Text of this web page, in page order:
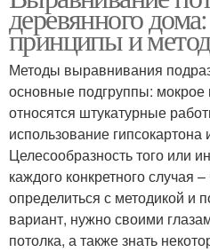
деревянного
принципы и
Методы выравнивания
основные подгруппы: мокрое
относятся штукатурные
использование
Целесообразность того или
каждого конкретного случая
определиться с методикой и
вариант, нужно своими
потолка, а также знать